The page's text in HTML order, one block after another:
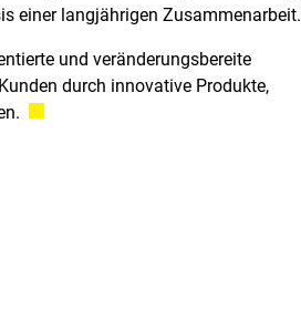
einer langjährigen Zusammenarbeit.
und veränderungsbereite
durch innovative Produkte,